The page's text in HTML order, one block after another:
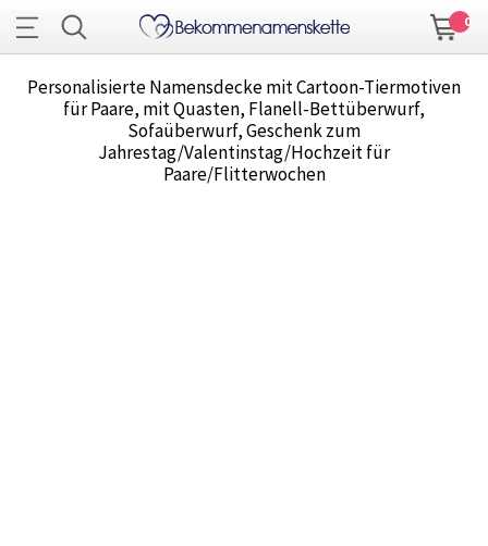
0
Personalisierte Namensdecke mit Cartoon-Tiermotiven
für Paare, mit Quasten, Flanell-Bettüberwurf,
Sofaüberwurf, Geschenk zum
Jahrestag/Valentinstag/Hochzeit für
Paare/Flitterwochen